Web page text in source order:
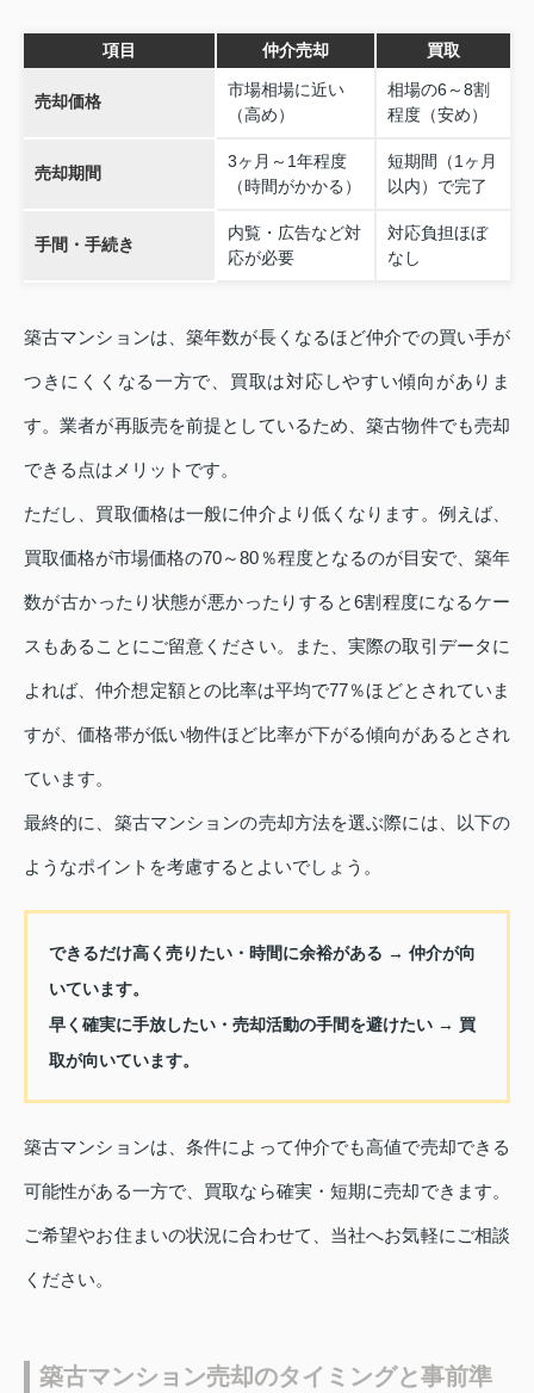
項目 仲介売却 買取
売却価格
市場相場に近い
（高め）
相場の6～8割
程度（安め）
売却期間
3ヶ月～1年程度
（時間がかかる）
短期間（1ヶ月
以内）で完了
手間・手続き
内覧・広告など対
応が必要
対応負担ほぼ
なし
築古マンションは、築年数が長くなるほど仲介での買い手が
つきにくくなる一方で、買取は対応しやすい傾向がありま
す。業者が再販売を前提としているため、築古物件でも売却
できる点はメリットです。
ただし、買取価格は一般に仲介より低くなります。例えば、
買取価格が市場価格の70～80％程度となるのが目安で、築年
数が古かったり状態が悪かったりすると6割程度になるケー
スもあることにご留意ください。また、実際の取引データに
よれば、仲介想定額との比率は平均で77％ほどとされていま
すが、価格帯が低い物件ほど比率が下がる傾向があるとされ
ています。
最終的に、築古マンションの売却方法を選ぶ際には、以下の
ようなポイントを考慮するとよいでしょう。
できるだけ高く売りたい・時間に余裕がある → 仲介が向
いています。
早く確実に手放したい・売却活動の手間を避けたい → 買
取が向いています。
築古マンションは、条件によって仲介でも高値で売却できる
可能性がある一方で、買取なら確実・短期に売却できます。
ご希望やお住まいの状況に合わせて、当社へお気軽にご相談
ください。
築古マンション売却のタイミングと事前準